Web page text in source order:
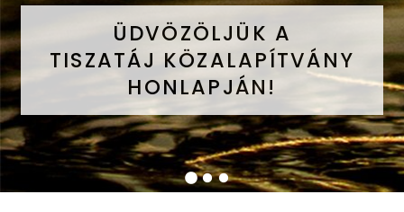
ÜDVÖZÖLJÜK A
TISZATÁJ KÖZALAPÍTVÁNY
HONLAPJÁN!
ÜDVÖZÖLJÜK A
TISZATÁJ KÖZALAPÍTVÁNY
HONLAPJÁN!
ÜDVÖZÖLJÜK A
TISZATÁJ KÖZALAPÍTVÁNY
HONLAPJÁN!